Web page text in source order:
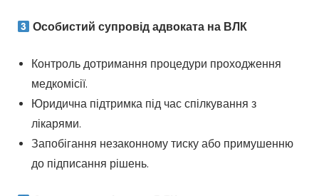
Особистий супровід адвоката на ВЛК
Контроль дотримання процедури проходження
медкомісії.
Юридична підтримка під час спілкування з
лікарями.
Запобігання незаконному тиску або примушенню
до підписання рішень.